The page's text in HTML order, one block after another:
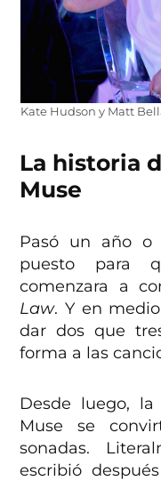
Kate Hudson y Matt
La historia
Muse
Pasó un año o
puesto para
comenzara a
Law. Y en
dar dos que
forma a las
Desde luego, la
Muse se
sonadas.
escribió